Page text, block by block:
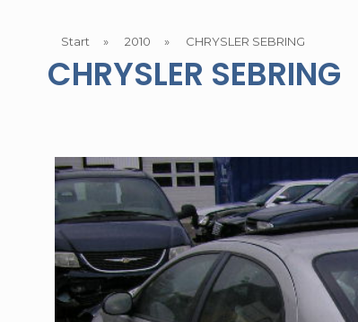
Start » 2010 » CHRYSLER SEBRING
CHRYSLER SEBRING